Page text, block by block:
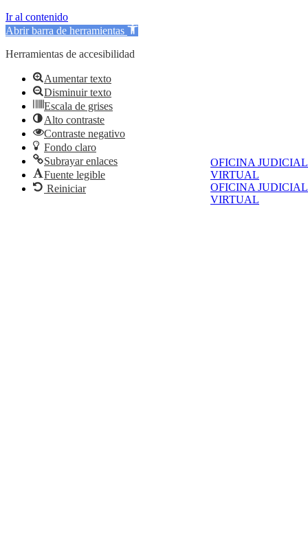
OFICINA JUDICIAL
VIRTUAL
OFICINA JUDICIAL
VIRTUAL
Ir al contenido
Abrir barra de herramientas
Herramientas de accesibilidad
Aumentar texto
Disminuir texto
Escala de grises
Alto contraste
Contraste negativo
Fondo claro
Subrayar enlaces
Fuente legible
Reiniciar